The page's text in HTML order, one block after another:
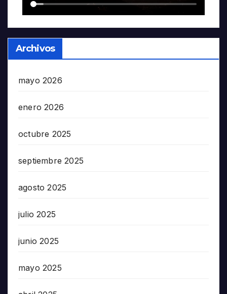
Archivos
mayo 2026
enero 2026
octubre 2025
septiembre 2025
agosto 2025
julio 2025
junio 2025
mayo 2025